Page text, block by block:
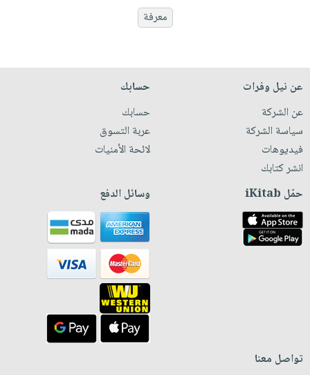
معرفة
عن نيل وفرات
عن الشركة
سياسة الشركة
فيديوهات
انشر كتابك
حسابك
حسابك
عربة التسوق
لائحة الأمنيات
حمّل iKitab وسائل الدفع
تواصل معنا